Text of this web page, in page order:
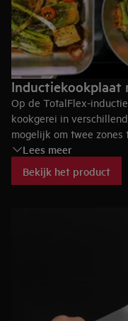
Inductiekookplaat
Op de TotalFlex-
kookgerei in
mogelijk om twee zones
deze manier kun je al je
probleemloos gebruiken.
Lees meer
Bekijk het product